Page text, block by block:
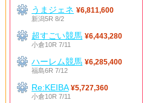
うまジェネ ¥6,811,600
新潟5R 8/2
超すごい競馬 ¥6,443,280
小倉10R 7/11
ハーレム競馬 ¥6,285,400
福島6R 7/12
Re:KEIBA ¥5,727,360
小倉10R 7/11